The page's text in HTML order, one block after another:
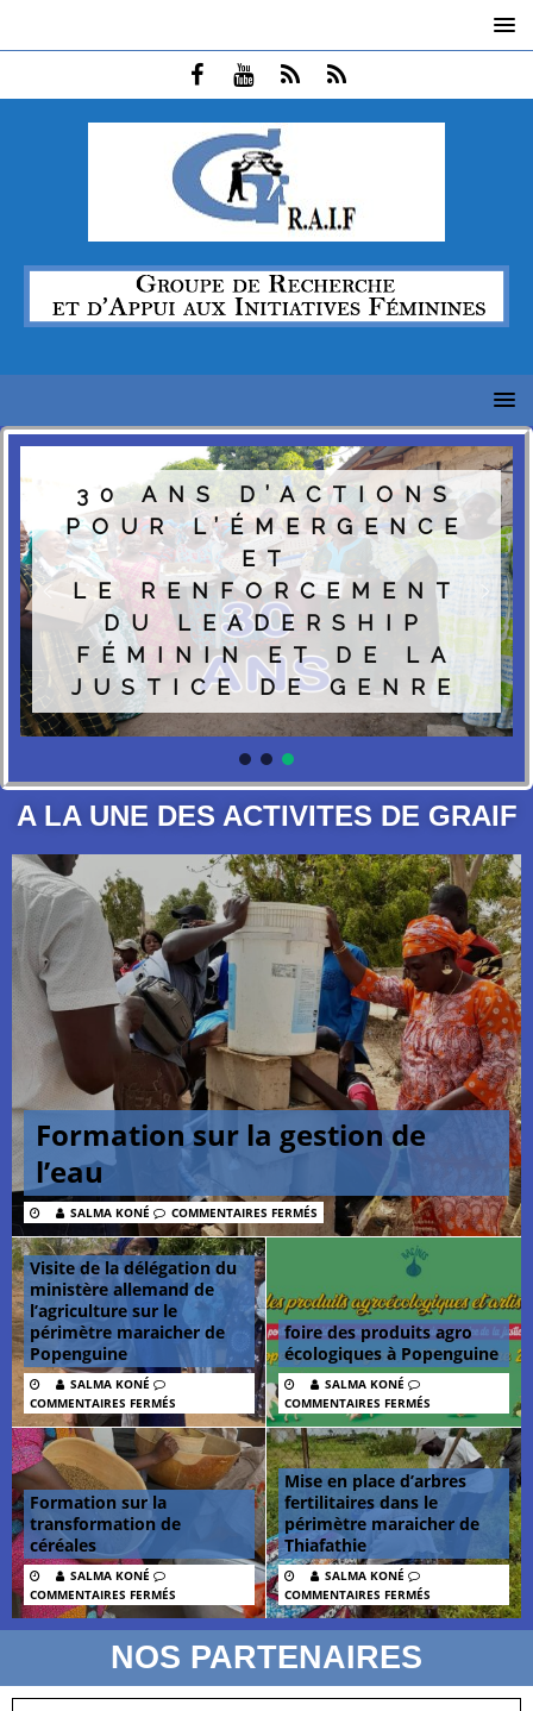
30 ANS D’ACTIONS
POUR L’ÉMERGENCE
ET
LE RENFORCEMENT
DU LEADERSHIP
FÉMININ ET DE LA
JUSTICE DE GENRE
A LA UNE DES ACTIVITES DE GRAIF
Formation sur la gestion de
l’eau
SALMA KONÉ COMMENTAIRES FERMÉS
Visite de la délégation du
ministère allemand de
l’agriculture sur le
périmètre maraicher de
Popenguine
SALMA KONÉ
COMMENTAIRES FERMÉS
foire des produits agro
écologiques à Popenguine
SALMA KONÉ
COMMENTAIRES FERMÉS
Formation sur la
transformation de
céréales
SALMA KONÉ
COMMENTAIRES FERMÉS
Mise en place d’arbres
fertilitaires dans le
périmètre maraicher de
Thiafathie
SALMA KONÉ
COMMENTAIRES FERMÉS
NOS PARTENAIRES